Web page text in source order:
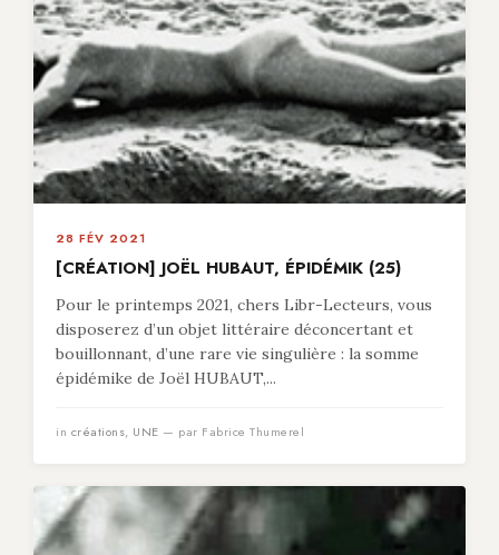
28 FÉV 2021
[CRÉATION] JOËL HUBAUT, ÉPIDÉMIK (25)
Pour le printemps 2021, chers Libr-Lecteurs, vous
disposerez d’un objet littéraire déconcertant et
bouillonnant, d’une rare vie singulière : la somme
épidémike de Joël HUBAUT,...
in créations, UNE — par Fabrice Thumerel